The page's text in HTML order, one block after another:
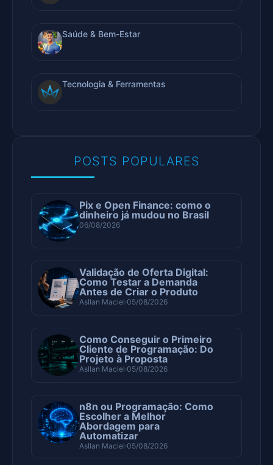
Saúde & Bem-Estar
Tecnologia & Ferramentas
POSTS POPULARES
Pix e Open Finance: como o
dinheiro já mudou no Brasil
06/08/2026
Validação de Oferta Digital:
Como Testar a Demanda
Antes de Criar o Produto
Asllan Maciel 05/08/2026
Como Conseguir o Primeiro
Cliente de Programação: Do
Projeto à Proposta
Asllan Maciel 05/08/2026
n8n ou Programação: Como
Escolher a Melhor
Abordagem para
Automatizar
Asllan Maciel 05/08/2026